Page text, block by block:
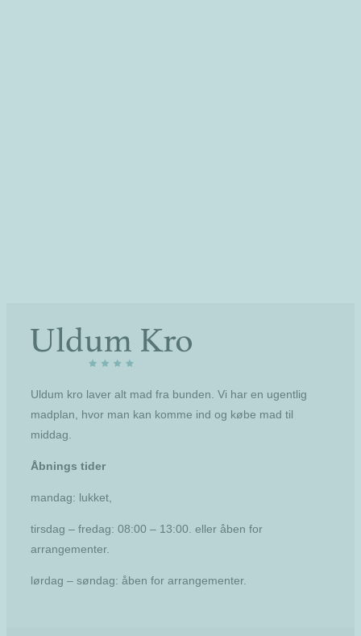
Uldum kro laver alt mad fra bunden. Vi har en ugentlig
madplan, hvor man kan komme ind og købe mad til
middag.
Åbnings tider
mandag: lukket,
tirsdag – fredag: 08:00 – 13:00. eller åben for
arrangementer.
lørdag – søndag: åben for arrangementer.